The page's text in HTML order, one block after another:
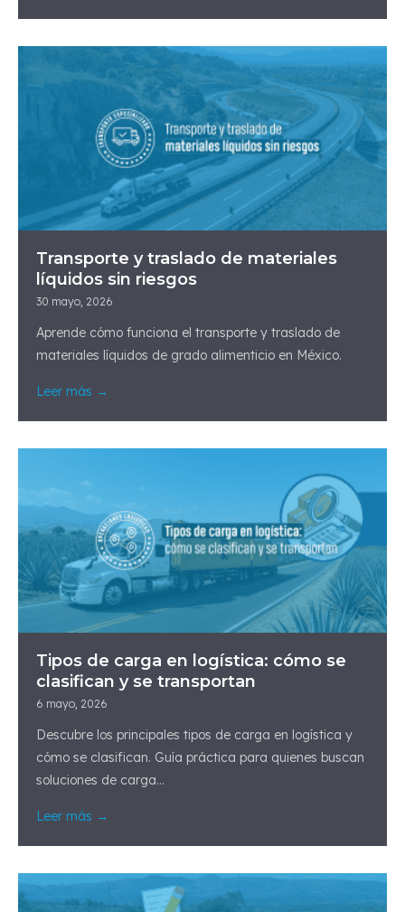
Transporte y traslado de materiales
líquidos sin riesgos
30 mayo, 2026
Aprende cómo funciona el transporte y traslado de
materiales líquidos de grado alimenticio en México.
Leer más →
Tipos de carga en logística: cómo se
clasifican y se transportan
6 mayo, 2026
Descubre los principales tipos de carga en logística y
cómo se clasifican. Guía práctica para quienes buscan
soluciones de carga...
Leer más →